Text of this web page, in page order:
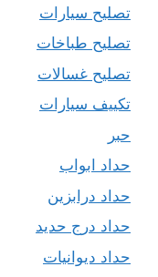
تصليح سيارات
تصليح طباخات
تصليح غسالات
تكييف سيارات
حبر
حداد ابواب
حداد درابزين
حداد درج حديد
حداد ديوانيات